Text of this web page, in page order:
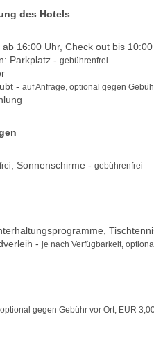
des Hotels
16:00 Uhr, Check out bis
Parkplatz - gebührenfrei
- auf Anfrage, optional gegen
, Sonnenschirme - gebührenfrei
- je nach Verfügbarkeit,
gegen Gebühr vor Ort, EUR